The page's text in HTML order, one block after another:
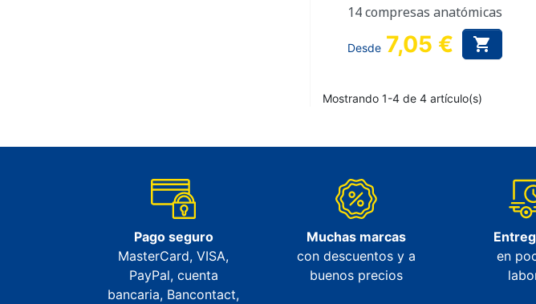
14 compresas anatómicas
Desde 7,05 € 
Mostrando 1-4 de 4 artículo(s)
Pago seguro
MasterCard, VISA,
PayPal, cuenta
bancaria, Bancontact,
Muchas marcas
con descuentos y a
buenos precios
en